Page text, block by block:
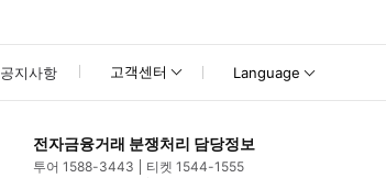
공지사항 고객센터 Language
전자금융거래 분쟁처리 담당정보
투어 1588-3443
티켓 1544-1555